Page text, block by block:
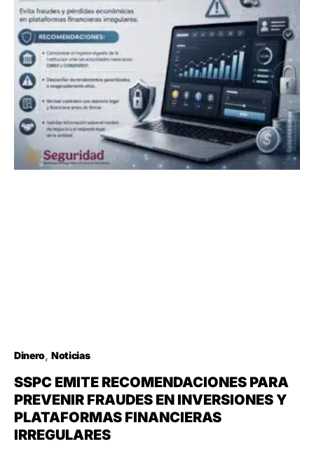
Dinero Noticias
SSPC EMITE RECOMENDACIONES PARA
PREVENIR FRAUDES EN INVERSIONES Y
PLATAFORMAS FINANCIERAS
IRREGULARES